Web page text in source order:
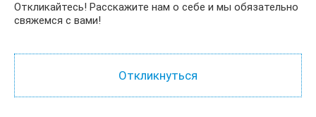
Откликайтесь! Расскажите нам о себе и мы обязательно
свяжемся с вами!